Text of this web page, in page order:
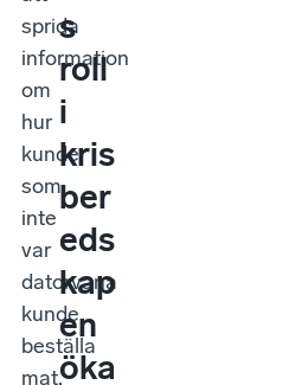
sprida
information
om
hur
kunder
som
inte
var
datorvana
kunde
beställa
mat,
s
roll
i
kris
ber
eds
kap
en
öka